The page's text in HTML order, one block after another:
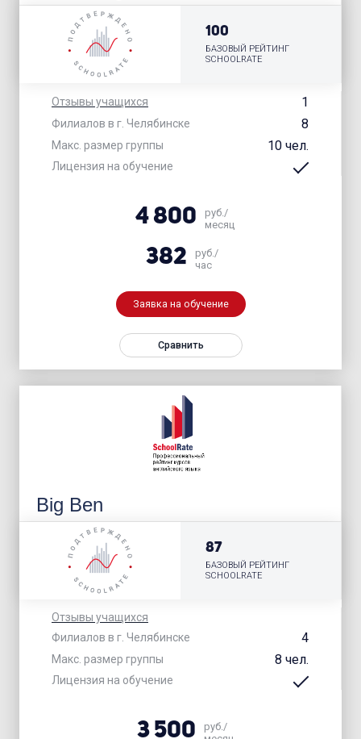
Отзывы учащихся 1
Филиалов в г. Челябинске 8
Макс. размер группы 10 чел.
Лицензия на обучение
100
БАЗОВЫЙ РЕЙТИНГ
SCHOOLRATE
4 800
руб./
месяц
382
руб./
час
Заявка на обучение
Сравнить
Big Ben
Отзывы учащихся
Филиалов в г. Челябинске
4
Макс. размер группы 8 чел.
Лицензия на обучение
87
БАЗОВЫЙ РЕЙТИНГ
SCHOOLRATE
3 500
руб./